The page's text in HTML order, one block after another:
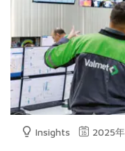
Insights 2025